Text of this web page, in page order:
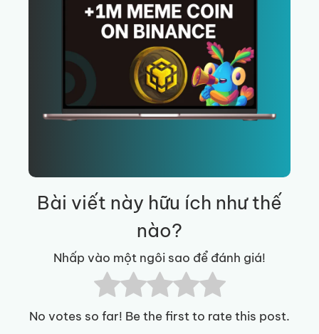
Bài viết này hữu ích như thế
nào?
Nhấp vào một ngôi sao để đánh giá!
No votes so far! Be the first to rate this post.